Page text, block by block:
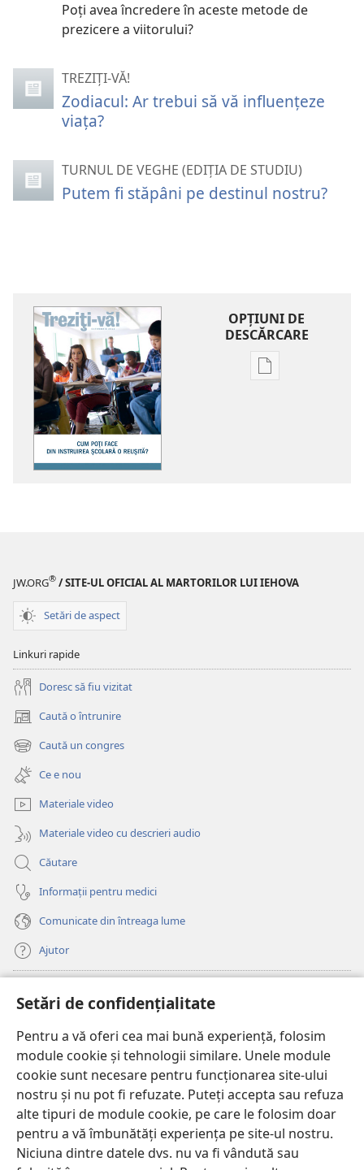
Setări de confidențialitate
Pentru a vă oferi cea mai bună experiență, folosim
module cookie și tehnologii similare. Unele module
cookie sunt necesare pentru funcționarea site-ului
nostru și nu pot fi refuzate. Puteți accepta sau refuza
alte tipuri de module cookie, pe care le folosim doar
pentru a vă îmbunătăți experiența pe site-ul nostru.
Niciuna dintre datele dvs. nu va fi vândută sau
Poți avea încredere în aceste metode de
prezicere a viitorului?
TREZIȚI-VĂ!
Zodiacul: Ar trebui să vă influenţeze
viaţa?
TURNUL DE VEGHE (EDIȚIA DE STUDIU)
Putem fi stăpâni pe destinul nostru?
OPŢIUNI DE
DESCĂRCARE
Opțiuni
instruirea
JW.ORG® / SITE-UL OFICIAL AL MARTORILOR LUI IEHOVA
Setări de aspect
Linkuri rapide
Doresc să fiu vizitat
Caută o întrunire
(se
deschide
o
fereastră
nouă)
Caută un congres
(se
deschide
o
fereastră
nouă)
Ce e nou
Materiale video
Materiale video cu descrieri audio
Căutare
Informații pentru medici
Comunicate din întreaga lume
Ajutor
(se
deschide
o
fereastră
nouă)
Watchtower – BIBLIOTECĂ ONLINE™
(se
deschide
o
fereastră
JW Hub ®
(se
deschide
o
fereastră
nouă)
JW Library®
Watchtower Library